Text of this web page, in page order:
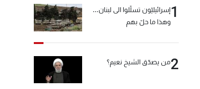
1إسرائيليّون تسلّلوا الى لبنان...
وهذا ما حلّ بهم
2من يصدّق الشيخ نعيم؟